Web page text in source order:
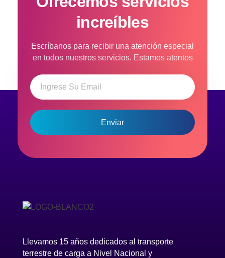
increíbles
Escríbanos para recibir una atención especial
en todos nuestros servicios. Estamos atentos
Llevamos 15 años dedicados al transporte
terrestre de carga a Nivel Nacional y